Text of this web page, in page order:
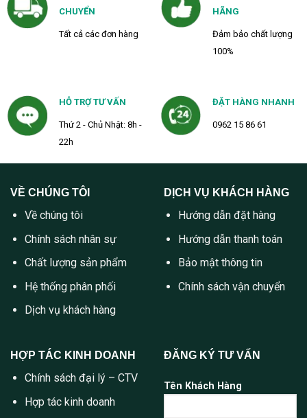
CHUYỂN
Tất cả các đơn hàng
HÃNG
Đảm bảo chất lượng
100%
HỖ TRỢ TƯ VẤN
Thứ 2 - Chủ Nhật: 8h -
22h
ĐẶT HÀNG NHANH
0962 15 86 61
VỀ CHÚNG TÔI
Về chúng tôi
Chính sách nhân sự
Chất lượng sản phẩm
Hệ thống phân phối
Dịch vụ khách hàng
DỊCH VỤ KHÁCH HÀNG
Hướng dẫn đặt hàng
Hướng dẫn thanh toán
Bảo mật thông tin
Chính sách vận chuyển
HỢP TÁC KINH DOANH
Chính sách đại lý – CTV
Hợp tác kinh doanh
ĐĂNG KÝ TƯ VẤN
Tên Khách Hàng